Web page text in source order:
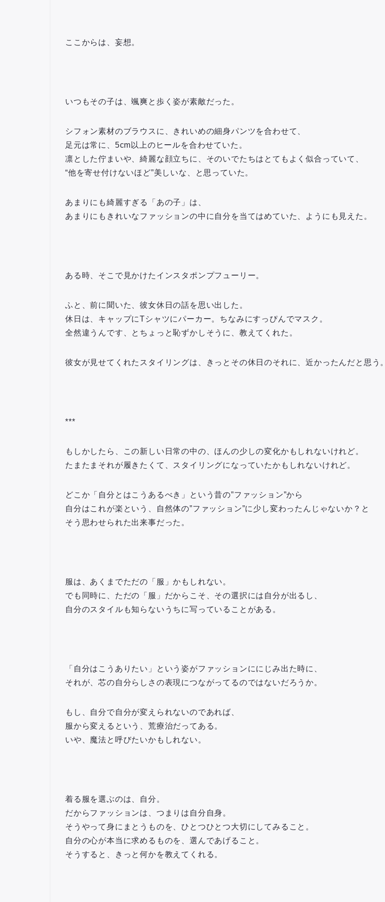
ここからは、妄想。
いつもその子は、颯爽と歩く姿が素敵だった。
シフォン素材のブラウスに、きれいめの細身パンツを合わせて、
足元は常に、5cm以上のヒールを合わせていた。
凛とした佇まいや、綺麗な顔立ちに、そのいでたちはとてもよく似合っていて、
“他を寄せ付けないほど”美しいな、と思っていた。
あまりにも綺麗すぎる「あの子」は、
あまりにもきれいなファッションの中に自分を当てはめていた、ようにも見えた。
ある時、そこで見かけたインスタポンプフューリー。
ふと、前に聞いた、彼女休日の話を思い出した。
休日は、キャップにTシャツにパーカー。ちなみにすっぴんでマスク。
全然違うんです、とちょっと恥ずかしそうに、教えてくれた。
彼女が見せてくれたスタイリングは、きっとその休日のそれに、近かったんだと思う。
***
もしかしたら、この新しい日常の中の、ほんの少しの変化かもしれないけれど。
たまたまそれが履きたくて、スタイリングになっていたかもしれないけれど。
どこか「自分とはこうあるべき」という昔の”ファッション”から
自分はこれが楽という、自然体の”ファッション”に少し変わったんじゃないか？と
そう思わせられた出来事だった。
服は、あくまでただの「服」かもしれない。
でも同時に、ただの「服」だからこそ、その選択には自分が出るし、
自分のスタイルも知らないうちに写っていることがある。
「自分はこうありたい」という姿がファッションににじみ出た時に、
それが、芯の自分らしさの表現につながってるのではないだろうか。
もし、自分で自分が変えられないのであれば、
服から変えるという、荒療治だってある。
いや、魔法と呼びたいかもしれない。
着る服を選ぶのは、自分。
だからファッションは、つまりは自分自身。
そうやって身にまとうものを、ひとつひとつ大切にしてみること。
自分の心が本当に求めるものを、選んであげること。
そうすると、きっと何かを教えてくれる。